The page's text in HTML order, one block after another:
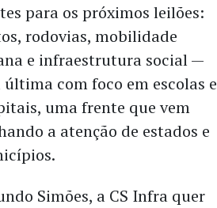
para os próximos leilões:
rodovias, mobilidade
e infraestrutura social —
última com foco em escolas e
uma frente que vem
a atenção de estados e
Simões, a CS Infra quer